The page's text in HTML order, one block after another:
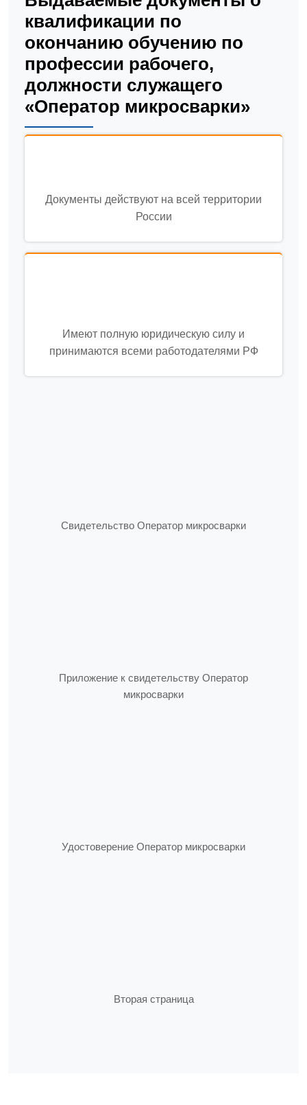
квалификации по
окончанию обучению по
профессии рабочего,
должности служащего
«Оператор микросварки»
Документы действуют на всей территории
России
Имеют полную юридическую силу и
принимаются всеми работодателями РФ
Свидетельство Оператор микросварки
Приложение к свидетельству Оператор
микросварки
Удостоверение Оператор микросварки
Вторая страница